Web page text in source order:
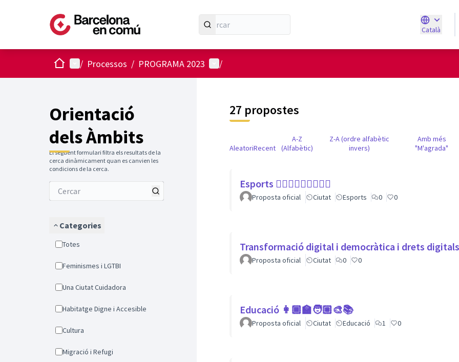
Català
Triar la
Inici Menú principal
/ Processos / PROGRAMA 2023 Menú d'usuari
/
Orientació
dels Àmbits
El següent formulari filtra els resultats de la
cerca dinàmicament quan es canvien les
condicions de la cerca.
Categories
Totes
Feminismes i LGTBI
Una Ciutat Cuidadora
Habitatge Digne i Accesible
Cultura
Migració i Refugi
27 propostes
AleatoriRecent
A-Z
(Alfabètic)
Z-A (ordre alfabètic
invers)
Amb més
"M'agrada"
Esports 🏃🏾‍♀⛹🏼‍♀🏄🏼‍♂
Proposta oficial Ciutat Esports 0 0
Transformació digital i democràtica i drets
Proposta oficial Ciutat 0 0
Educació 👩🏾‍🏫🧑🏼‍🎨📚
Proposta oficial Ciutat Educació 1 0